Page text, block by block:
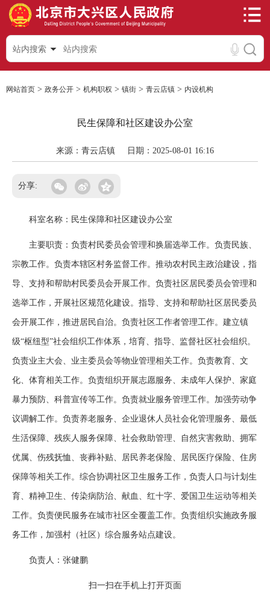
站内搜索
网站首页 > 政务公开 > 机构职权 > 镇街 > 青云店镇 > 内设机构
民生保障和社区建设办公室
来源：青云店镇 日期：2025-08-01 16:16
分享:
科室名称：民生保障和社区建设办公室
主要职责：负责村民委员会管理和换届选举工作。负责民族、
宗教工作。负责本辖区村务监督工作。推动农村民主政治建设，指
导、支持和帮助村民委员会开展工作。负责社区居民委员会管理和
选举工作，开展社区规范化建设。指导、支持和帮助社区居民委员
会开展工作，推进居民自治。负责社区工作者管理工作。建立镇
级“枢纽型”社会组织工作体系，培育、指导、监督社区社会组织。
负责业主大会、业主委员会等物业管理相关工作。负责教育、文
化、体育相关工作。负责组织开展志愿服务、未成年人保护、家庭
暴力预防、科普宣传等工作。负责就业服务管理工作。加强劳动争
议调解工作。负责养老服务、企业退休人员社会化管理服务、最低
生活保障、残疾人服务保障、社会救助管理、自然灾害救助、拥军
优属、伤残抚恤、丧葬补贴、居民养老保险、居民医疗保险、住房
保障等相关工作。综合协调社区卫生服务工作，负责人口与计划生
育、精神卫生、传染病防治、献血、红十字、爱国卫生运动等相关
工作。负责便民服务在城市社区全覆盖工作。负责组织实施政务服
务工作，加强村（社区）综合服务站点建设。
负责人：张健鹏
扫一扫在手机上打开页面